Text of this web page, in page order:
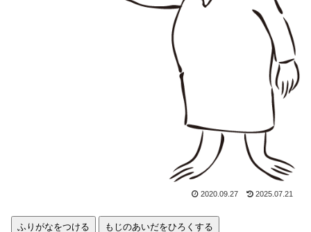
2020.09.27 2025.07.21
ふりがなをつける もじのあいだをひろくする